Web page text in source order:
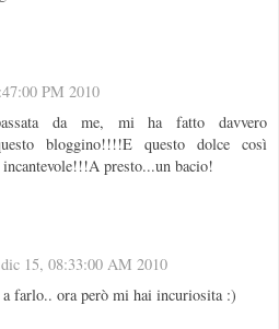
PM 2010
da me, mi ha fatto davvero
bloggino!!!!E questo dolce così
presto...un bacio!
15, 08:33:00 AM 2010
farlo.. ora però mi hai incuriosita :)